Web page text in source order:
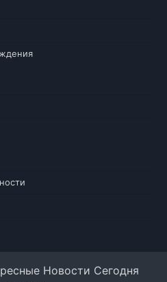
Новости Сегодня